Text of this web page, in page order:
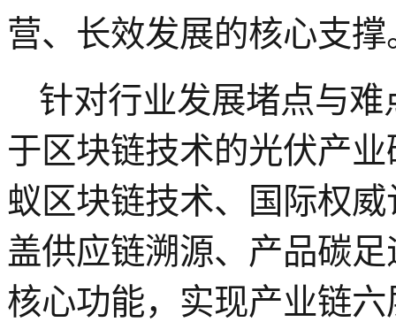
营、长效发展的核心支撑
针对行业发展堵点与
于区块链技术的光伏产
蚁区块链技术、国际权
盖供应链溯源、产品碳
核心功能，实现产业链